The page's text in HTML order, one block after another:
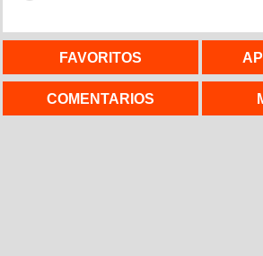
FAVORITOS
COMENTARIOS